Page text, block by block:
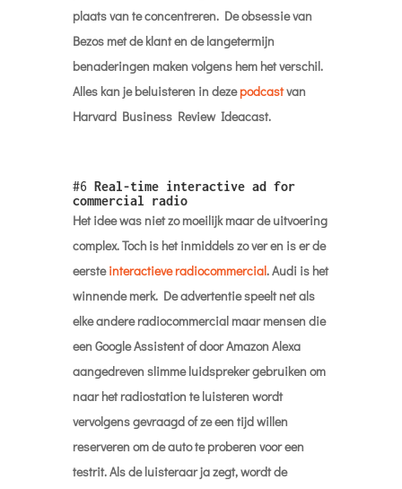
plaats van te concentreren. De obsessie van
Bezos met de klant en de langetermijn
benaderingen maken volgens hem het verschil.
Alles kan je beluisteren in dezepodcastvan
Harvard Business Review Ideacast.
#6 Real-time interactive ad for
commercial radio
Het idee was niet zo moeilijk maar de uitvoering
complex. Toch is het inmiddels zo ver en is er de
eersteinteractieve radiocommercial. Audi is het
winnende merk. De advertentie speelt net als
elke andere radiocommercial maar mensen die
een Google Assistent of door Amazon Alexa
aangedreven slimme luidspreker gebruiken om
naar het radiostation te luisteren wordt
vervolgens gevraagd of ze een tijd willen
reserveren om de auto te proberen voor een
testrit. Als de luisteraar ja zegt, wordt de